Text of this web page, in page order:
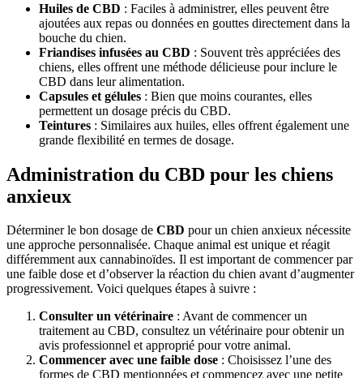
Huiles de CBD : Faciles à administrer, elles peuvent être
ajoutées aux repas ou données en gouttes directement dans la
bouche du chien.
Friandises infusées au CBD : Souvent très appréciées des
chiens, elles offrent une méthode délicieuse pour inclure le
CBD dans leur alimentation.
Capsules et gélules : Bien que moins courantes, elles
permettent un dosage précis du CBD.
Teintures : Similaires aux huiles, elles offrent également une
grande flexibilité en termes de dosage.
Administration du CBD pour les chiens
anxieux
Déterminer le bon dosage de CBD pour un chien anxieux nécessite
une approche personnalisée. Chaque animal est unique et réagit
différemment aux cannabinoïdes. Il est important de commencer par
une faible dose et d’observer la réaction du chien avant d’augmenter
progressivement. Voici quelques étapes à suivre :
Consulter un vétérinaire : Avant de commencer un
traitement au CBD, consultez un vétérinaire pour obtenir un
avis professionnel et approprié pour votre animal.
Commencer avec une faible dose : Choisissez l’une des
formes de CBD mentionnées et commencez avec une petite